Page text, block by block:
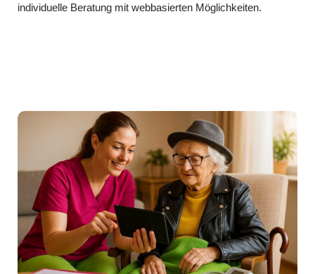
individuelle Beratung mit webbasierten Möglichkeiten.